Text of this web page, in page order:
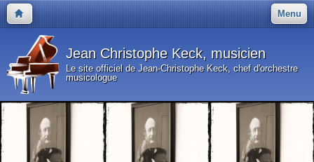
Menu
Jean Christophe Keck, musicien
Le site officiel de Jean-Christophe Keck, chef d'orchestre
musicologue